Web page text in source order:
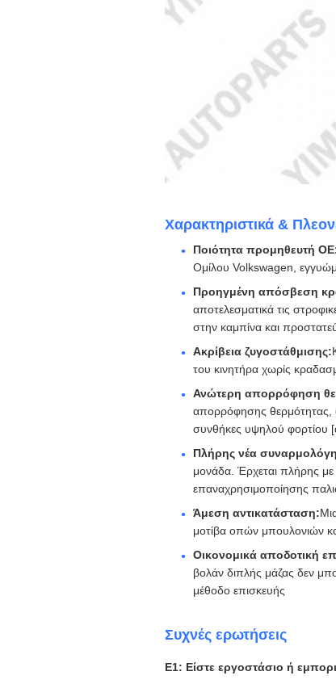
Χαρακτηριστικά &
Ποιότητα προμηθευτή
Ομίλου Volkswagen,
Προηγμένη απόσβεση
αποτελεσματικά τις
στην καμπίνα και
Ακρίβεια ζυγοστάθμισης:
του κινητήρα χωρίς
Ανώτερη απορρόφηση
απορρόφησης θερμότητας,
συνθήκες υψηλού φορτίου
Πλήρης νέα
μονάδα. Έρχεται πλήρης με
επαναχρησιμοποίησης
Άμεση αντικατάσταση:
μοτίβα οπών μπουλονιών
Οικονομικά αποδοτική
βολάν διπλής μάζας δεν
μέθοδο επισκευής
Συχνές ερωτήσεις
Ε1: Είστε εργοστάσιο ή